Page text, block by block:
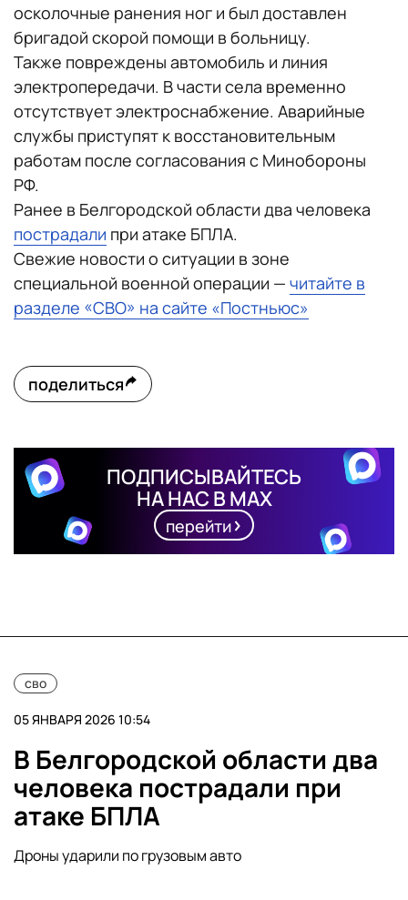
осколочные ранения ног и был доставлен
бригадой скорой помощи в больницу.
Также повреждены автомобиль и линия
электропередачи. В части села временно
отсутствует электроснабжение. Аварийные
службы приступят к восстановительным
работам после согласования с Минобороны
РФ.
Ранее в Белгородской области два человека
пострадали при атаке БПЛА.
Свежие новости о ситуации в зоне
специальной военной операции — читайте в
разделе «СВО» на сайте «Постньюс»
поделиться
ПОДПИСЫВАЙТЕСЬ
НА НАС В MAX
перейти
сво
05 ЯНВАРЯ 2026 10:54
В Белгородской области два
человека пострадали при
атаке БПЛА
Дроны ударили по грузовым авто